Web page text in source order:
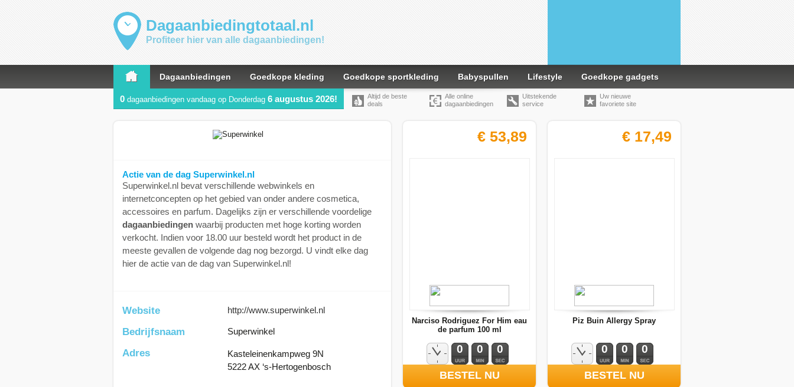
Dagaanbiedingtotaal.nl
Profiteer hier van alle dagaanbiedingen!
Dagaanbiedingen Goedkope kleding Goedkope sportkleding Babyspullen Lifestyle Goedkope gadgets
0 dagaanbiedingen vandaag op Donderdag 6 augustus 2026!
Altijd de beste
deals
Alle online
dagaanbiedingen
Uitstekende
service
Uw nieuwe
favoriete site
Actie van de dag Superwinkel.nl
Superwinkel.nl bevat verschillende webwinkels en
internetconcepten op het gebied van onder andere cosmetica,
accessoires en parfum. Dagelijks zijn er verschillende voordelige
dagaanbiedingen waarbij producten met hoge korting worden
verkocht. Indien voor 18.00 uur besteld wordt het product in de
meeste gevallen de volgende dag nog bezorgd. U vindt elke dag
hier de actie van de dag van Superwinkel.nl!
Website http://www.superwinkel.nl
Bedrijfsnaam Superwinkel
Adres
Kasteleinenkampweg 9N
5222 AX ‘s-Hertogenbosch
€ 53,89
Narciso Rodriguez For Him eau
de parfum 100 ml
0 0 0
BESTEL NU
€ 17,49
Piz Buin Allergy Spray
0 0 0
BESTEL NU